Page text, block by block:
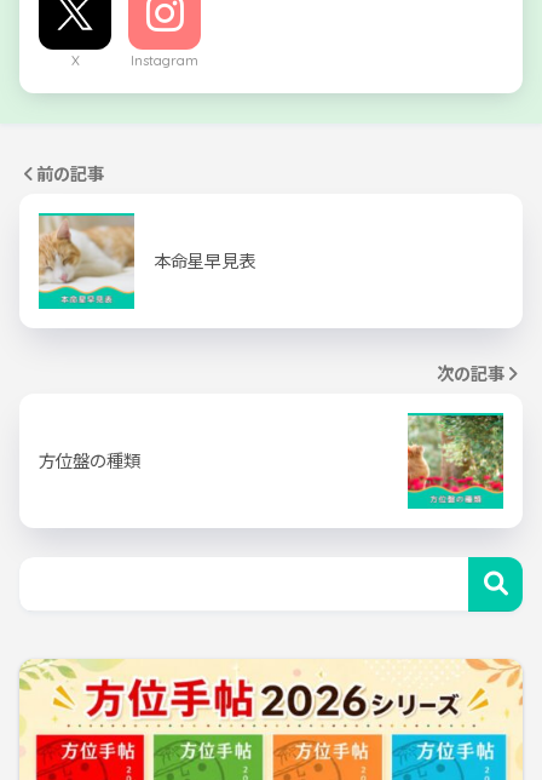
X Instagram
前の記事
本命星早見表
次の記事
方位盤の種類